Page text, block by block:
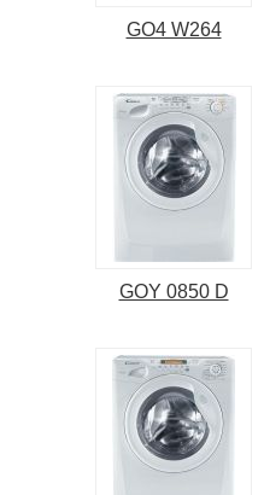
GO4 W264
GOY 0850 D